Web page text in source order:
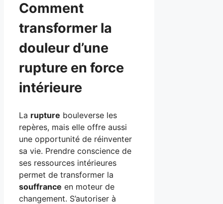
Comment
transformer la
douleur d’une
rupture en force
intérieure
La rupture bouleverse les
repères, mais elle offre aussi
une opportunité de réinventer
sa vie. Prendre conscience de
ses ressources intérieures
permet de transformer la
souffrance en moteur de
changement. S’autoriser à